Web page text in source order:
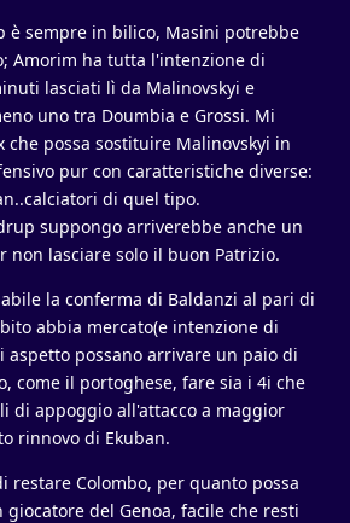
è sempre in bilico, Masini potrebbe
Amorim ha tutta l'intenzione di
lasciati lì da Malinovskyi e
uno tra Doumbia e Grossi. Mi
che possa sostituire Malinovskyi in
pur con caratteristiche diverse:
di quel tipo.
suppongo arriverebbe anche un
non lasciare solo il buon Patrizio.
la conferma di Baldanzi al pari di
abbia mercato(e intenzione di
aspetto possano arrivare un paio di
come il portoghese, fare sia i 4i che
di appoggio all'attacco a maggior
rinnovo di Ekuban.
restare Colombo, per quanto possa
del Genoa, facile che resti